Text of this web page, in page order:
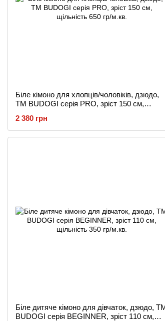
Біле кімоно для хлопців/чоловіків, дзюдо,
TM BUDOGI серія PRO, зріст 150 см,
2 380 грн
Біле дитяче кімоно для дівчаток, дзюдо,
BUDOGI серія BEGINNER, зріст 110 см,